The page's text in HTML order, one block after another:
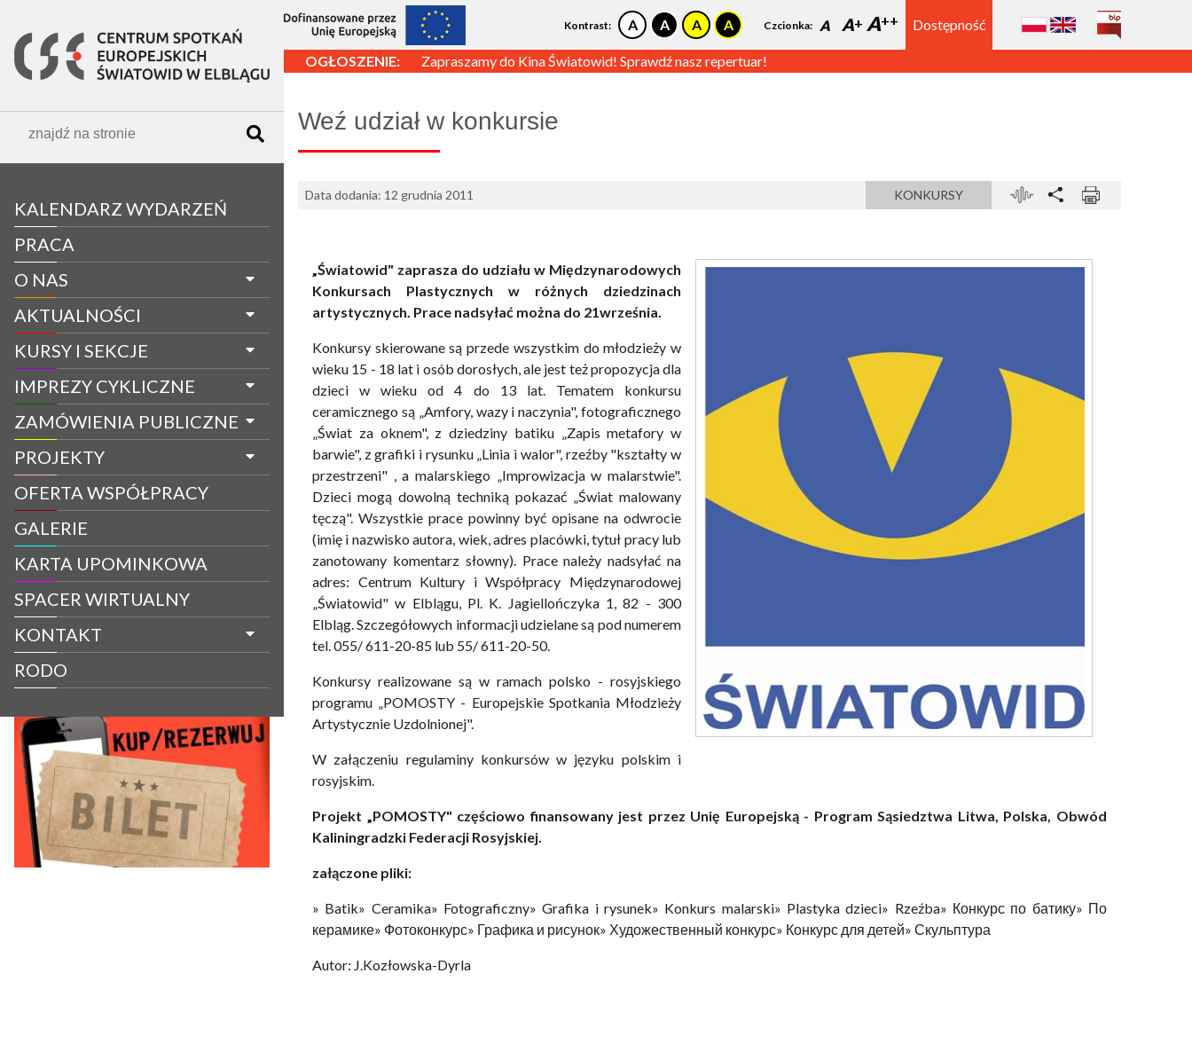
KALENDARZ WYDARZEŃ
PRACA
O NAS
AKTUALNOŚCI
KURSY I SEKCJE
IMPREZY CYKLICZNE
ZAMÓWIENIA PUBLICZNE
PROJEKTY
OFERTA WSPÓŁPRACY
GALERIE
KARTA UPOMINKOWA
SPACER WIRTUALNY
KONTAKT
RODO
Kontrast: Czcionka: A A A
Dostępność
Zapraszamy do Kina Światowid! Sprawdź nasz repertuar!
Weź udział w konkursie
Data dodania: 12 grudnia 2011 KONKURSY
„Światowid" zaprasza do udziału w Międzynarodowych
Konkursach Plastycznych w różnych dziedzinach
artystycznych. Prace nadsyłać można do 21września.
Konkursy skierowane są przede wszystkim do młodzieży w
wieku 15 - 18 lat i osób dorosłych, ale jest też propozycja dla
dzieci w wieku od 4 do 13 lat. Tematem konkursu
ceramicznego są „Amfory, wazy i naczynia", fotograficznego
„Świat za oknem", z dziedziny batiku „Zapis metafory w
barwie", z grafiki i rysunku „Linia i walor", rzeźby "kształty w
przestrzeni" , a malarskiego „Improwizacja w malarstwie".
Dzieci mogą dowolną techniką pokazać „Świat malowany
tęczą". Wszystkie prace powinny być opisane na odwrocie
(imię i nazwisko autora, wiek, adres placówki, tytuł pracy lub
zanotowany komentarz słowny). Prace należy nadsyłać na
adres: Centrum Kultury i Współpracy Międzynarodowej
„Światowid" w Elblągu, Pl. K. Jagiellończyka 1, 82 - 300
Elbląg. Szczegółowych informacji udzielane są pod numerem
tel. 055/ 611-20-85 lub 55/ 611-20-50.
Konkursy realizowane są w ramach polsko - rosyjskiego
programu „POMOSTY - Europejskie Spotkania Młodzieży
Artystycznie Uzdolnionej".
W załączeniu regulaminy konkursów w języku polskim i
rosyjskim.
Projekt „POMOSTY" częściowo finansowany jest przez Unię Europejską - Program Sąsiedztwa Litwa, Polska, Obwód
Kaliningradzki Federacji Rosyjskiej.
załączone pliki:
» Batik» Ceramika» Fotograficzny» Grafika i rysunek» Konkurs malarski» Plastyka dzieci» Rzeźba» Конкурс по батику» По
керамике» Фотоконкурс» Графика и рисунок» Художественный конкурс» Конкурс для детей» Скульптура
Autor: J.Kozłowska-Dyrla